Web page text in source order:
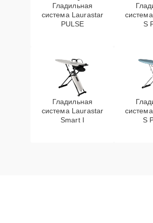
Гладильная
система Laurastar
PULSE
S
Гладильная
система Laurastar
Smart I
S